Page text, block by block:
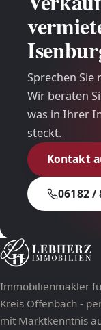
Sprechen Sie
Wir beraten
was in Ihrer
steckt.
Kontakt
06182 /
Immobilienmakler
Kreis Offenbach -
mit Marktkenntnis